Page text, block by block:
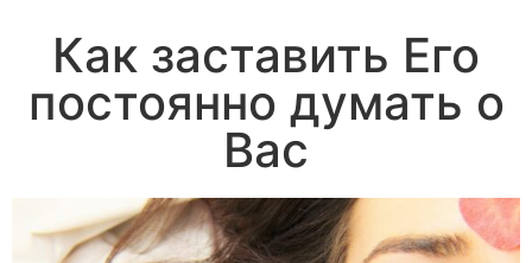
Как заставить Его
постоянно думать о
Вас